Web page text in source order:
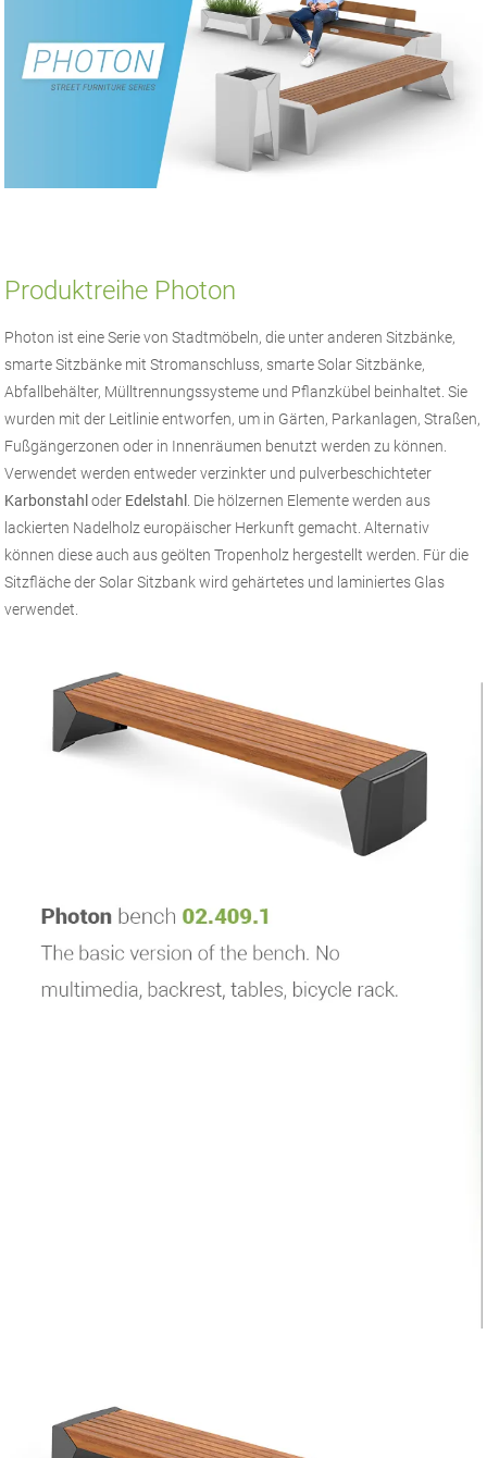
Produktreihe Photon
Photon ist eine Serie von Stadtmöbeln, die unter anderen Sitzbänke,
smarte Sitzbänke mit Stromanschluss, smarte Solar Sitzbänke,
Abfallbehälter, Mülltrennungssysteme und Pflanzkübel beinhaltet. Sie
wurden mit der Leitlinie entworfen, um in Gärten, Parkanlagen, Straßen,
Fußgängerzonen oder in Innenräumen benutzt werden zu können.
Verwendet werden entweder verzinkter und pulverbeschichteter
Karbonstahl oder Edelstahl
. Die hölzernen Elemente werden aus
lackierten Nadelholz europäischer Herkunft gemacht. Alternativ
können diese auch aus geölten Tropenholz hergestellt werden. Für die
Sitzfläche der Solar Sitzbank wird gehärtetes und laminiertes Glas
verwendet.